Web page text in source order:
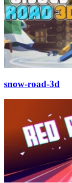
snow-road-3d